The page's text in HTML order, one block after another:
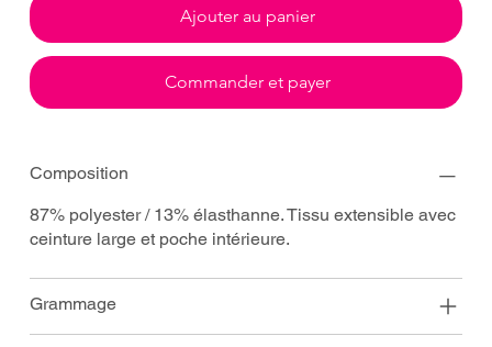
Ajouter au panier
Commander et payer
Composition
87% polyester / 13% élasthanne. Tissu extensible avec
ceinture large et poche intérieure.
Grammage